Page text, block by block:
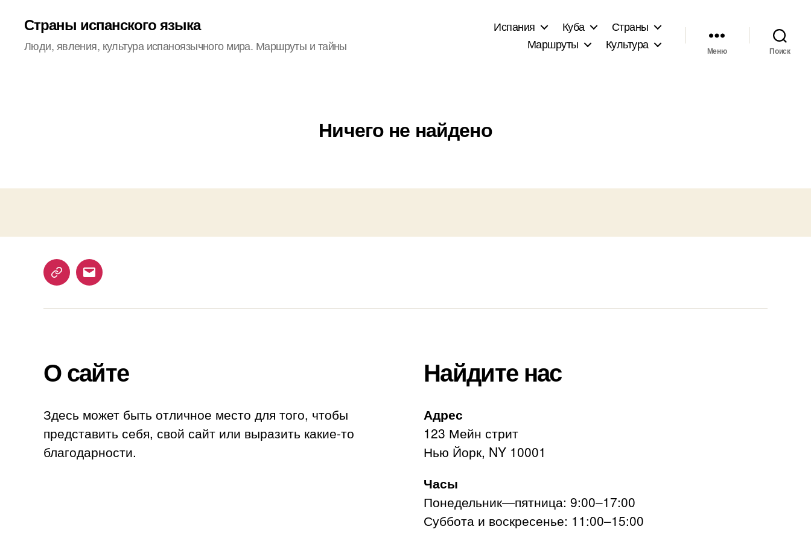
Страны испанского языка
Люди, явления, культура испаноязычного мира. Маршруты и тайны
Испания Куба
Страны
Маршруты
Культура Меню Поиск
Ничего не найдено
Telegram
Email
О сайте
Здесь может быть отличное место для того, чтобы
представить себя, свой сайт или выразить какие-то
благодарности.
Найдите нас
Адрес
123 Мейн стрит
Нью Йорк, NY 10001
Часы
Понедельник—пятница: 9:00–17:00
Суббота и воскресенье: 11:00–15:00